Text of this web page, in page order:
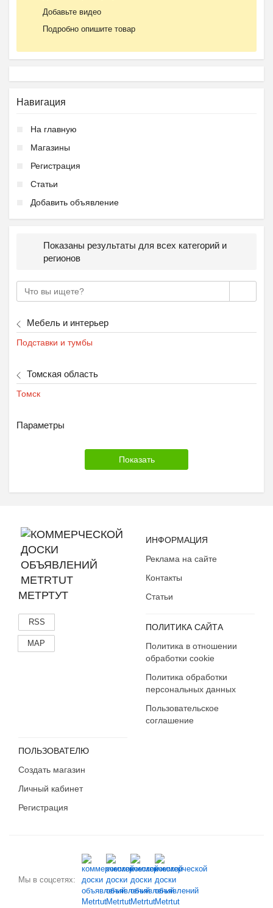
Добавьте видео
Подробно опишите товар
Навигация
На главную
Магазины
Регистрация
Статьи
Добавить объявление
Показаны результаты для всех категорий и
регионов
Мебель и интерьер
Подставки и тумбы
Томская область
Томск
Параметры
МЕТРТУТ
RSS
MAP
ИНФОРМАЦИЯ
Реклама на сайте
Контакты
Статьи
ПОЛИТИКА САЙТА
Политика в отношении
обработки cookie
Политика обработки
персональных данных
Пользовательское
соглашение
ПОЛЬЗОВАТЕЛЮ
Создать магазин
Личный кабинет
Регистрация
Мы в соцсетях: